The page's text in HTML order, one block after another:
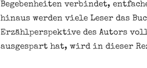
Begebenheiten verbindet,
hinaus werden viele Leser das
Erzählperspektive des Autors
ausgespart hat, wird in dieser